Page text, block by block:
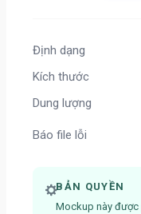
Định dạng
Kích thước
Dung lượng
Báo file lỗi
BẢN QUYỀN
Mockup này